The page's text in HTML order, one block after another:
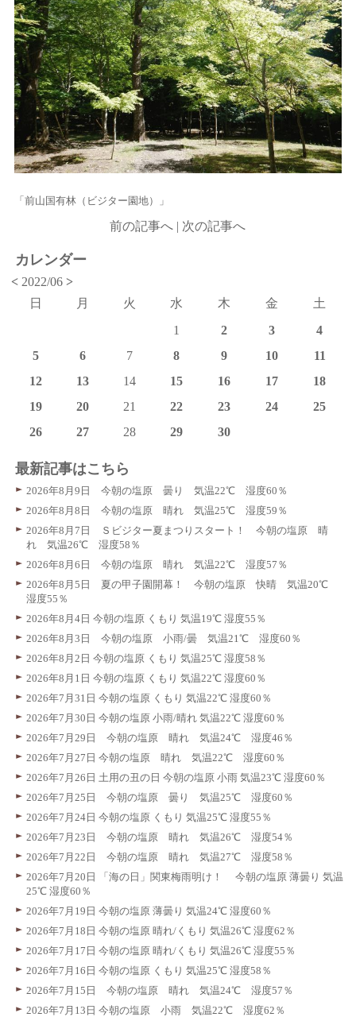
「前山国有林（ビジター園地）」
前の記事へ | 次の記事へ
カレンダー
< 2022/06>
日
月 火 水 木 金
土
1
2 3
4
5
6 7 8 9 10
11
12
13 14 15 16 17
18
19
20 21 22 23 24
25
26
27 28 29 30
最新記事はこちら
2026年8月9日 今朝の塩原 曇り 気温22℃ 湿度60％
2026年8月8日 今朝の塩原 晴れ 気温25℃ 湿度59％
2026年8月7日 Ｓビジター夏まつりスタート！ 今朝の塩原 晴
れ 気温26℃ 湿度58％
2026年8月6日 今朝の塩原 晴れ 気温22℃ 湿度57％
2026年8月5日 夏の甲子園開幕！ 今朝の塩原 快晴 気温20℃
湿度55％
2026年8月4日 今朝の塩原 くもり 気温19℃ 湿度55％
2026年8月3日 今朝の塩原 小雨/曇 気温21℃ 湿度60％
2026年8月2日 今朝の塩原 くもり 気温25℃ 湿度58％
2026年8月1日 今朝の塩原 くもり 気温22℃ 湿度60％
2026年7月31日 今朝の塩原 くもり 気温22℃ 湿度60％
2026年7月30日 今朝の塩原 小雨/晴れ 気温22℃ 湿度60％
2026年7月29日 今朝の塩原 晴れ 気温24℃ 湿度46％
2026年7月27日 今朝の塩原 晴れ 気温22℃ 湿度60％
2026年7月26日 土用の丑の日 今朝の塩原 小雨 気温23℃ 湿度60％
2026年7月25日 今朝の塩原 曇り 気温25℃ 湿度60％
2026年7月24日 今朝の塩原 くもり 気温25℃ 湿度55％
2026年7月23日 今朝の塩原 晴れ 気温26℃ 湿度54％
2026年7月22日 今朝の塩原 晴れ 気温27℃ 湿度58％
2026年7月20日 「海の日」関東梅雨明け！ 今朝の塩原 薄曇り 気温
25℃ 湿度60％
2026年7月19日 今朝の塩原 薄曇り 気温24℃ 湿度60％
2026年7月18日 今朝の塩原 晴れ/くもり 気温26℃ 湿度62％
2026年7月17日 今朝の塩原 晴れ/くもり 気温26℃ 湿度55％
2026年7月16日 今朝の塩原 くもり 気温25℃ 湿度58％
2026年7月15日 今朝の塩原 晴れ 気温24℃ 湿度57％
2026年7月13日 今朝の塩原 小雨 気温22℃ 湿度62％